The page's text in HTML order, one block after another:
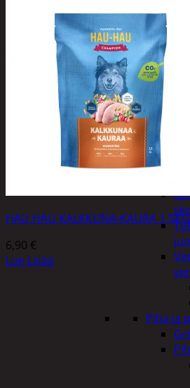
Piha ja
HAU HAU KALKKUNA-KAURA
6,90 €
Lue Lisää